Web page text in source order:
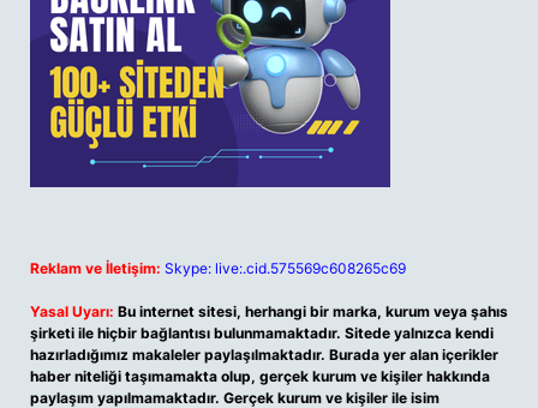
Reklam ve İletişim: Skype: live:.cid.575569c608265c69
Yasal Uyarı: Bu internet sitesi, herhangi bir marka, kurum veya şahıs
şirketi ile hiçbir bağlantısı bulunmamaktadır. Sitede yalnızca kendi
hazırladığımız makaleler paylaşılmaktadır. Burada yer alan içerikler
haber niteliği taşımamakta olup, gerçek kurum ve kişiler hakkında
paylaşım yapılmamaktadır. Gerçek kurum ve kişiler ile isim